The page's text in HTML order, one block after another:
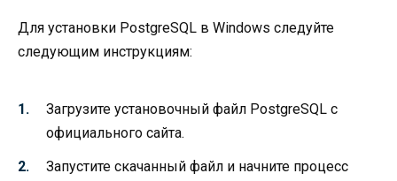
Для установки PostgreSQL в Windows следуйте
следующим инструкциям:
Загрузите установочный файл PostgreSQL с
официального сайта.
Запустите скачанный файл и начните процесс